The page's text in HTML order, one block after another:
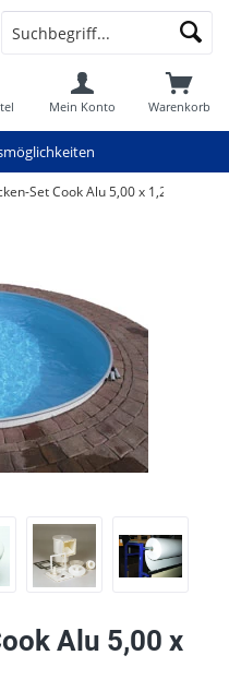
Warenkorb
Mein Konto
Set Cook Alu 5,00 x 1,20 m
Alu 5,00 x